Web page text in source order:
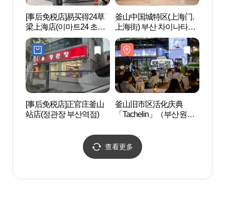
[事后免税店]易买得24草
梁上海店(이마트24 초량
상해점)
釜山中国城特区(上海门.
上海街) 부산 차이나타운
특구(상해문.상해거리)
[事后免税店]正官庄釜山
站店(정관장 부산역점)
釜山旧市区活化庆典
「Tachelin」（부산원도
查看更多